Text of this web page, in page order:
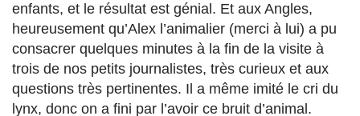
enfants, et le résultat est génial. Et aux Angles,
heureusement qu’Alex l’animalier (merci à lui) a pu
consacrer quelques minutes à la fin de la visite à
trois de nos petits journalistes, très curieux et aux
questions très pertinentes. Il a même imité le cri du
lynx, donc on a fini par l’avoir ce bruit d’animal.